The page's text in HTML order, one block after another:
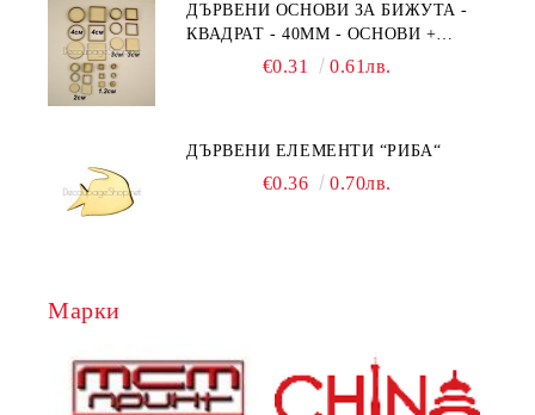
ДЪРВЕНИ ОСНОВИ ЗА БИЖУТА -
КВАДРАТ - 40ММ - ОСНОВИ +
€0.31 0.61лв.
ДЪРВЕНИ ЕЛЕМЕНТИ “РИБА“
€0.36 0.70лв.
Марки